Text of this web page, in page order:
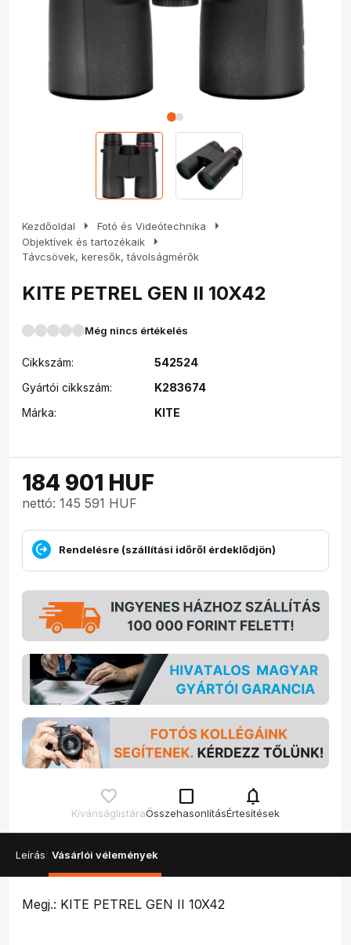
Kezdőoldal arrow_right Fotó és Videótechnika arrow_right
Objektívek és tartozékaik arrow_right
Távcsövek, keresők, távolságmérők
KITE PETREL GEN II 10X42
Még nincs értékelés
Cikkszám:
542524
Gyártói cikkszám:
K283674
Márka:
KITE
184 901 HUF
nettó: 145 591 HUF
Rendelésre (szállítási időről érdeklődjön)
Kívánságlistára
check_box_outline_blank
Összehasonlítás
notifications
Értesítések
Leírás Vásárlói vélemények
Megj.: KITE PETREL GEN II 10X42